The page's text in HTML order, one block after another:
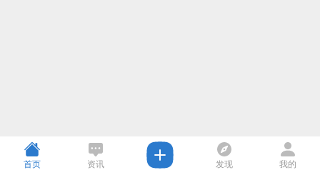
首页 资讯 发现 我的